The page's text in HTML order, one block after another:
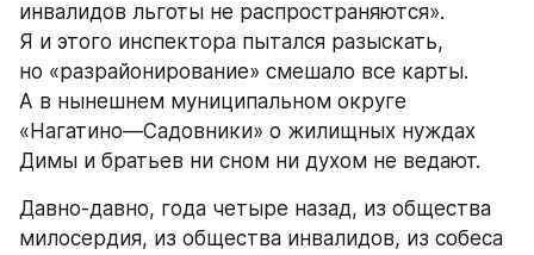
инвалидов льготы не распространяются».
Я и этого инспектора пытался разыскать,
но «разрайонирование» смешало все карты.
А в нынешнем муниципальном округе
«Нагатино—Садовники» о жилищных нуждах
Димы и братьев ни сном ни духом не ведают.
Давно-давно, года четыре назад, из общества
милосердия, из общества инвалидов, из собеса